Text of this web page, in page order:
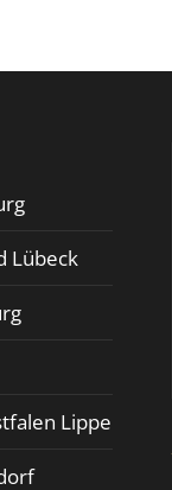
Lübeck
Lippe